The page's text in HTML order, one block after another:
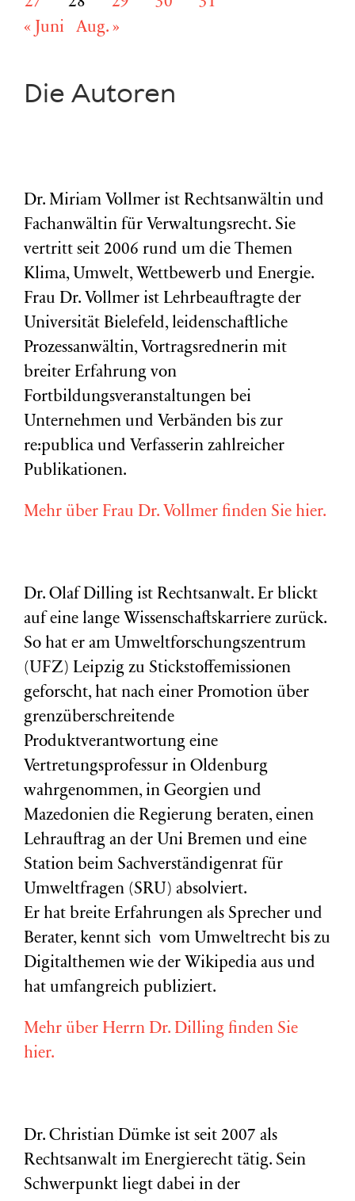
« Juni
Aug. »
Die Autoren
Dr. Miriam Vollmer ist Rechtsanwältin und
Fachanwältin für Verwaltungsrecht. Sie
vertritt seit 2006 rund um die Themen
Klima, Umwelt, Wettbewerb und Energie.
Frau Dr. Vollmer ist Lehrbeauftragte der
Universität Bielefeld, leidenschaftliche
Prozessanwältin, Vortragsrednerin mit
breiter Erfahrung von
Fortbildungsveranstaltungen bei
Unternehmen und Verbänden bis zur
re:publica und Verfasserin zahlreicher
Publikationen.
Mehr über Frau Dr. Vollmer finden Sie hier.
Dr. Olaf Dilling ist Rechtsanwalt. Er blickt
auf eine lange Wissenschaftskarriere zurück.
So hat er am Umweltforschungszentrum
(UFZ) Leipzig zu Stickstoffemissionen
geforscht, hat nach einer Promotion über
grenzüberschreitende
Produktverantwortung eine
Vertretungsprofessur in Oldenburg
wahrgenommen, in Georgien und
Mazedonien die Regierung beraten, einen
Lehrauftrag an der Uni Bremen und eine
Station beim Sachverständigenrat für
Umweltfragen (SRU) absolviert.
Er hat breite Erfahrungen als Sprecher und
Berater, kennt sich vom Umweltrecht bis zu
Digitalthemen wie der Wikipedia aus und
hat umfangreich publiziert.
Mehr über Herrn Dr. Dilling finden Sie
hier.
Dr. Christian Dümke ist seit 2007 als
Rechtsanwalt im Energierecht tätig. Sein
Schwerpunkt liegt dabei in der